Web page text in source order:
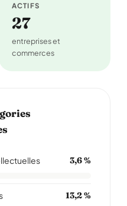
ACTIFS
27
entreprises et
commerces
3,6 %
13,2 %